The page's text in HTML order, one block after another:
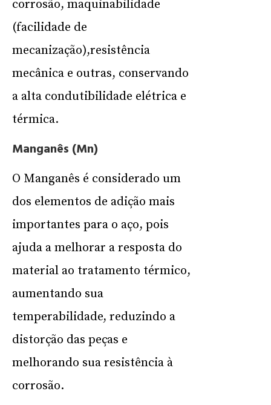
corrosão, maquinabilidade
(facilidade de
mecanização),resistência
mecânica e outras, conservando
a alta condutibilidade elétrica e
térmica.
Manganês (Mn)
O Manganês é considerado um
dos elementos de adição mais
importantes para o aço, pois
ajuda a melhorar a resposta do
material ao tratamento térmico,
aumentando sua
temperabilidade, reduzindo a
distorção das peças e
melhorando sua resistência à
corrosão.